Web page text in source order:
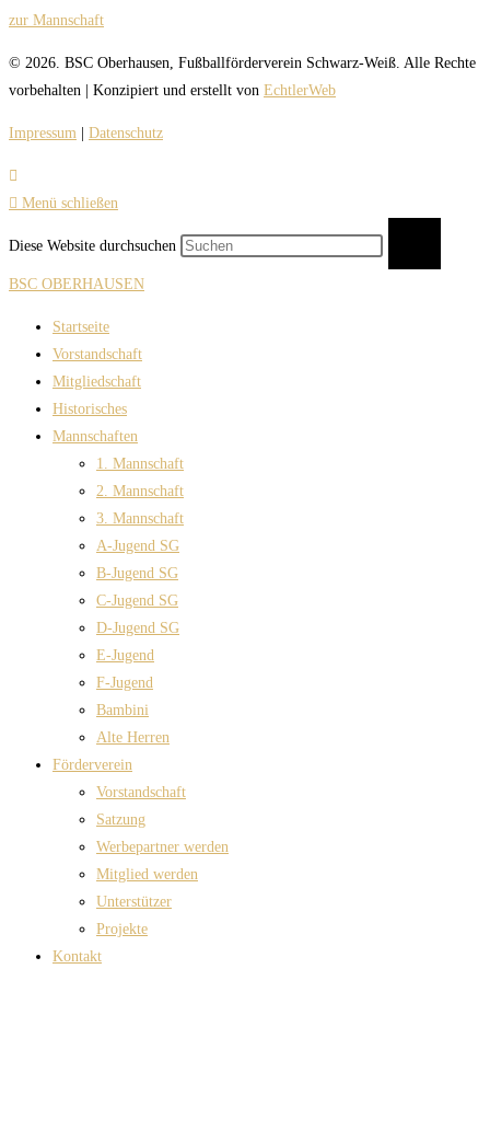
zur Mannschaft
© 2026. BSC Oberhausen, Fußballförderverein Schwarz-Weiß. Alle Rechte
vorbehalten | Konzipiert und erstellt von EchtlerWeb
Impressum Datenschutz
Menü schließen
Diese Website durchsuchen
BSC OBERHAUSEN
Startseite
Vorstandschaft
Mitgliedschaft
Historisches
Mannschaften
1. Mannschaft
2. Mannschaft
3. Mannschaft
A-Jugend SG
B-Jugend SG
C-Jugend SG
D-Jugend SG
E-Jugend
F-Jugend
Bambini
Alte Herren
Förderverein
Vorstandschaft
Satzung
Werbepartner werden
Mitglied werden
Unterstützer
Projekte
Kontakt